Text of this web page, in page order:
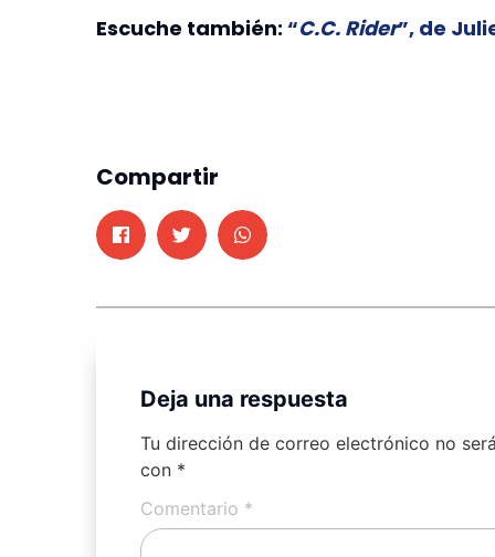
Escuche también: “C.C. Rider”, de
Compartir
Deja una respuesta
Tu dirección de correo electrónico no
con *
Comentario *